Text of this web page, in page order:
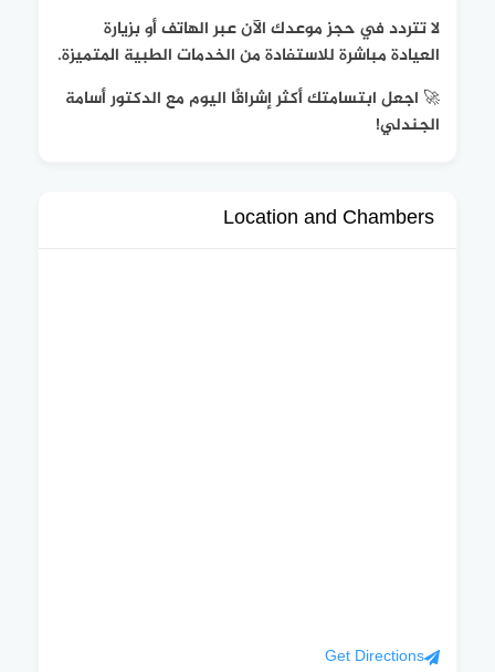
لا تتردد في حجز موعدك الآن عبر الهاتف أو بزيارة
العيادة مباشرة للاستفادة من الخدمات الطبية المتميزة.
🚀 اجعل ابتسامتك أكثر إشراقًا اليوم مع الدكتور أسامة
الجندلي!
Location and Chambers
Get Directions